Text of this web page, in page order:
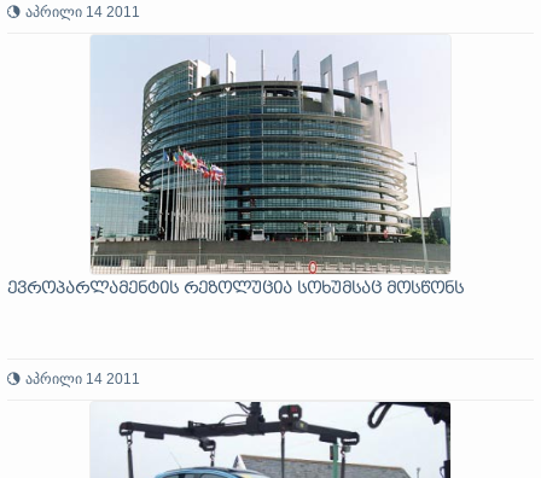
აპრილი 14 2011
ევროპარლამენტის რეზოლუცია სოხუმსაც მოსწონს
აპრილი 14 2011